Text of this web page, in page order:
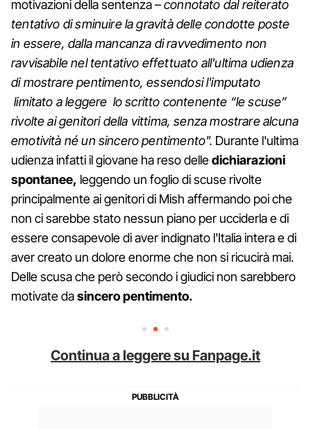
motivazioni della sentenza –connotato dal reiterato
tentativo di sminuire la gravità delle condotte poste
in essere, dalla mancanza di ravvedimento non
ravvisabile nel tentativo effettuato all'ultima udienza
di mostrare pentimento, essendosi l'imputato
limitato a leggere lo scritto contenente “le scuse”
rivolte ai genitori della vittima, senza mostrare alcuna
emotività né un sincero pentimento". Durante l'ultima
udienza infatti il giovane ha reso delledichiarazioni
spontanee, leggendo un foglio di scuse rivolte
principalmente ai genitori di Mish affermando poi che
non ci sarebbe stato nessun piano per ucciderla e di
essere consapevole di aver indignato l'Italia intera e di
aver creato un dolore enorme che non si ricucirà mai.
Delle scusa che però secondo i giudici non sarebbero
motivate dasincero pentimento.
Continua a leggere su Fanpage.it